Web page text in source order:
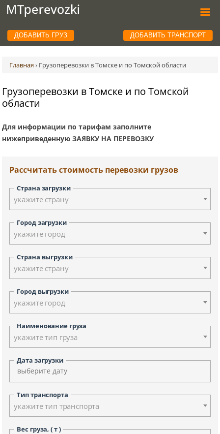
ДОБАВИТЬ ГРУЗ ДОБАВИТЬ ТРАНСПОРТ
Главная › Грузоперевозки в Томске и по Томской области
Грузоперевозки в Томске и по Томской
области
Для информации по тарифам заполните
нижеприведенную ЗАЯВКУ НА ПЕРЕВОЗКУ
Рассчитать стоимость перевозки грузов
Страна загрузки
укажите страну
Город загрузки
укажите город
Страна выгрузки
укажите страну
Город выгрузки
укажите город
Наименование груза
укажите тип груза
Дата загрузки
Тип транспорта
укажите тип транспорта
Вес груза, ( т )